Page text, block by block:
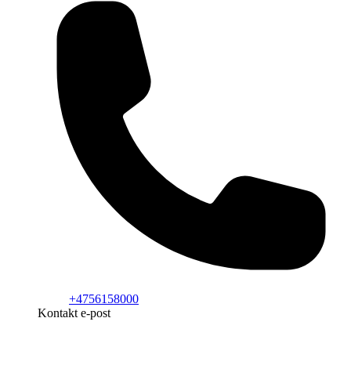
+4756158000
Kontakt e-post